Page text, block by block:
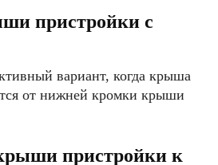
пристройки с
вариант, когда крыша
от нижней кромки крыши
пристройки к